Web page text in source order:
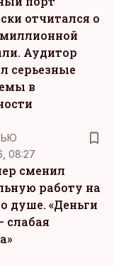
отчитался о
Аудитор
серьезные
в
08:27
сменил
работу на
душе. «Деньги
слабая